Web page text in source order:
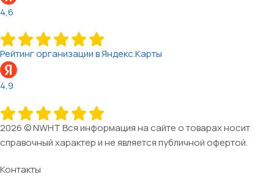
4,6
Рейтинг организации в Яндекс.Карты
4,9
2026 © NWHT Вся информация на сайте о товарах носит
справочный характер и не является публичной офертой.
Контакты